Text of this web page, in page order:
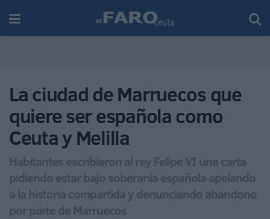
La ciudad de Marruecos que
quiere ser española como
Ceuta y Melilla
Habitantes escribieron al rey Felipe VI una carta
pidiendo estar bajo soberanía española apelando
a la historia compartida y denunciando abandono
por parte de Marruecos